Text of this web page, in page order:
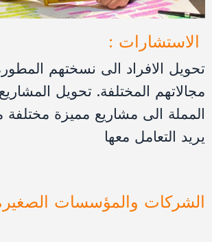
تحويل الافراد الى نسختهم
مجالاتهم المختلفة. تحويل
المملة الى مشاريع مميزة مختلفة
يريد التعامل معها
الشركات والمؤسسات